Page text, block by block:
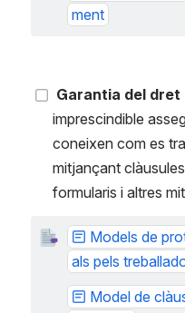
ment
Garantia del dret
imprescindible
coneixen com es
mitjançant
formularis i altres
Models de
als pels
Model de